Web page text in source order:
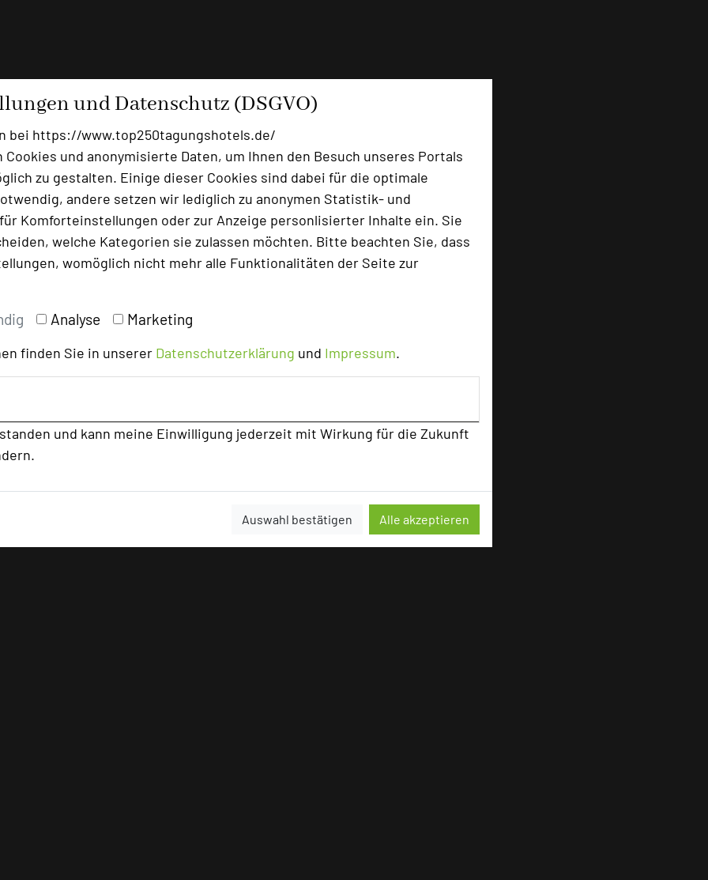
und Datenschutz (DSGVO)
bei https://www.top250tagungshotels.de/
und anonymisierte Daten, um Ihnen den Besuch unseres Portals
zu gestalten. Einige dieser Cookies sind dabei für die optimale
andere setzen wir lediglich zu anonymen Statistik- und
Komforteinstellungen oder zur Anzeige personlisierter Inhalte ein. Sie
welche Kategorien sie zulassen möchten. Bitte beachten Sie, dass
womöglich nicht mehr alle Funktionalitäten der Seite zur
Analyse Marketing
finden Sie in unserer Datenschutzerklärung und Impressum.
und kann meine Einwilligung jederzeit mit Wirkung für die Zukunft
Auswahl bestätigen Alle akzeptieren